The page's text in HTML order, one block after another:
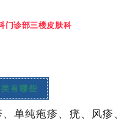
门诊部三楼皮肤科
有哪些
单纯疱疹、疣、风疹、